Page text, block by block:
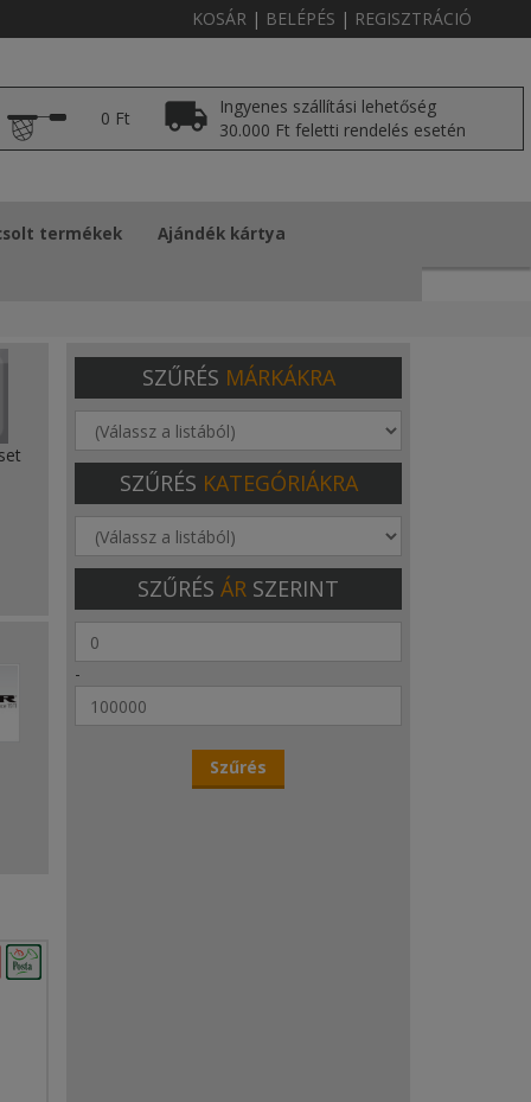
KOSÁR | BELÉPÉS | REGISZTRÁCIÓ
0 Ft
Ingyenes szállítási lehetőség
30.000 Ft feletti rendelés esetén
termékek Ajándék kártya
SZŰRÉS MÁRKÁKRA
SZŰRÉS KATEGÓRIÁKRA
SZŰRÉS ÁR SZERINT
-